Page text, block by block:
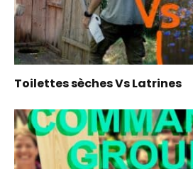
Toilettes sèches Vs Latrines